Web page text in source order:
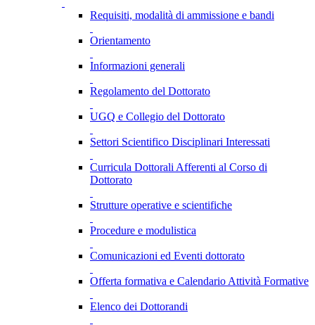
Requisiti, modalità di ammissione e bandi
Orientamento
Informazioni generali
Regolamento del Dottorato
UGQ e Collegio del Dottorato
Settori Scientifico Disciplinari Interessati
Curricula Dottorali Afferenti al Corso di
Dottorato
Strutture operative e scientifiche
Procedure e modulistica
Comunicazioni ed Eventi dottorato
Offerta formativa e Calendario Attività Formative
Elenco dei Dottorandi